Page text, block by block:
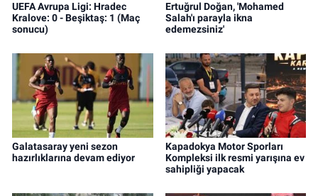
UEFA Avrupa Ligi: Hradec
Kralove: 0 - Beşiktaş: 1 (Maç
sonucu)
Ertuğrul Doğan, 'Mohamed
Salah'ı parayla ikna
edemezsiniz'
Galatasaray yeni sezon
hazırlıklarına devam ediyor
Kapadokya Motor Sporları
Kompleksi ilk resmi yarışına ev
sahipliği yapacak